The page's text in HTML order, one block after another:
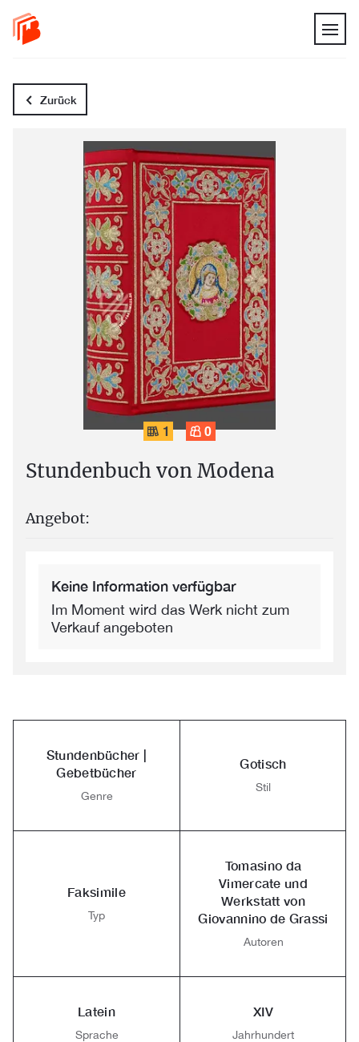
Zurück
1 0
Stundenbuch von Modena
Angebot:
Keine Information verfügbar
Im Moment wird das Werk nicht zum
Verkauf angeboten
Stundenbücher |
Gebetbücher
Genre
Gotisch
Stil
Faksimile
Typ
Tomasino da
Vimercate und
Werkstatt von
Giovannino de Grassi
Autoren
Latein
Sprache
XIV
Jahrhundert